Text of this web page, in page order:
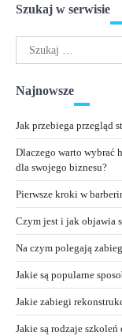
Szukaj w serwisie
Szukaj:
Najnowsze
Jak przebiega przegląd
Dlaczego warto wybrać
dla swojego biznesu?
Pierwsze kroki w
Czym jest i jak objawia
Na czym polegają
Jakie są popularne
Jakie zabiegi
Jakie są rodzaje